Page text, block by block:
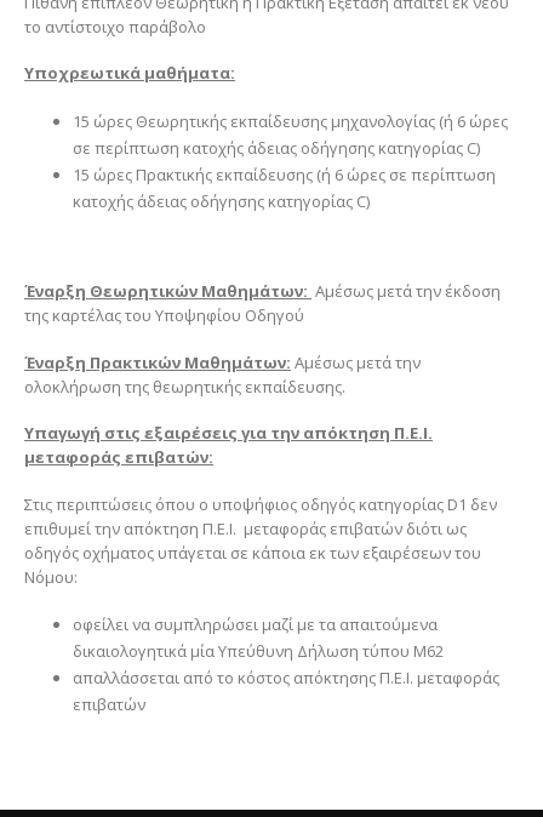
το αντίστοιχο παράβολο
Υποχρεωτικά μαθήματα:
15 ώρες Θεωρητικής εκπαίδευσης μηχανολογίας (ή 6 ώρες
σε περίπτωση κατοχής άδειας οδήγησης κατηγορίας C)
15 ώρες Πρακτικής εκπαίδευσης (ή 6 ώρες σε περίπτωση
κατοχής άδειας οδήγησης κατηγορίας C)
Έναρξη Θεωρητικών Μαθημάτων: Αμέσως μετά την έκδοση
της καρτέλας του Υποψηφίου Οδηγού
Έναρξη Πρακτικών Μαθημάτων: Αμέσως μετά την
ολοκλήρωση της θεωρητικής εκπαίδευσης.
Υπαγωγή στις εξαιρέσεις για την απόκτηση Π.Ε.Ι.
μεταφοράς επιβατών:
Στις περιπτώσεις όπου ο υποψήφιος οδηγός κατηγορίας D1 δεν
επιθυμεί την απόκτηση Π.Ε.Ι. μεταφοράς επιβατών διότι ως
οδηγός οχήματος υπάγεται σε κάποια εκ των εξαιρέσεων του
Νόμου:
οφείλει να συμπληρώσει μαζί με τα απαιτούμενα
δικαιολογητικά μία Υπεύθυνη Δήλωση τύπου Μ62
απαλλάσσεται από το κόστος απόκτησης Π.Ε.Ι. μεταφοράς
επιβατών